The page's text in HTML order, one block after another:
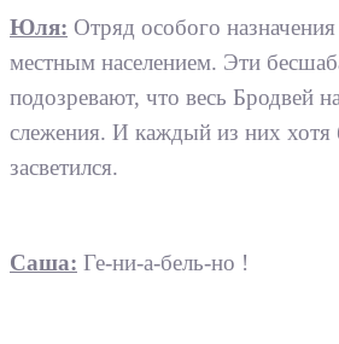
Юля: Отряд особого
местным населением. Эти
подозревают, что весь Бродвей
слежения. И каждый из них хотя
засветился.
Саша: Ге-ни-а-бель-но !